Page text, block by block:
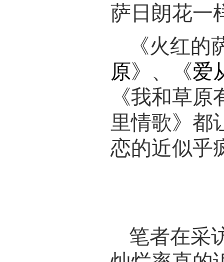
萨日朗花一
《火红的
原》、《爱
《我和草
里情歌》都
恋的近似乎
笔者在采